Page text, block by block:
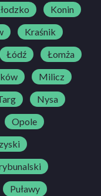
Konin
Kraśnik
Łódź
Łomża
Milicz
Nysa
Opole
Puławy